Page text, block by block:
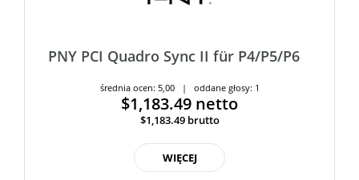
PNY PCI Quadro Sync II für P4/P5/P6
średnia ocen: 5,00 | oddane głosy: 1
$1,183.49 netto
$1,183.49 brutto
WIĘCEJ